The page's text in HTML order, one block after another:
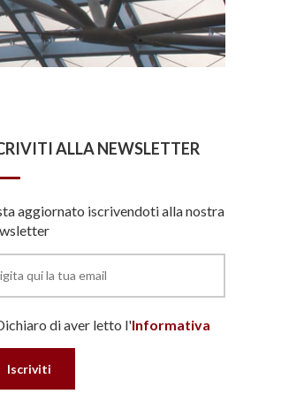
ALLA NEWSLETTER
aggiornato iscrivendoti alla nostra
di aver letto l'Informativa